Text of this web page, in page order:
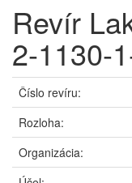
Revír
2-1130-
Číslo revíru:
Rozloha:
Organizácia: